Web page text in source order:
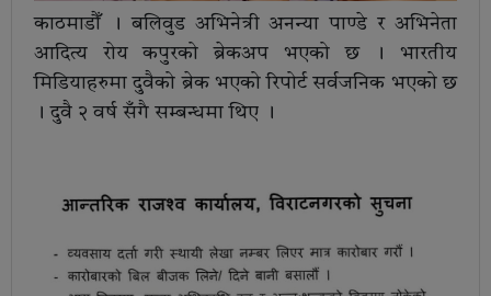
काठमाडौँ । बलिवुड अभिनेत्री अनन्या पाण्डे र अभिनेता
आदित्य रोय कपुरको ब्रेकअप भएको छ । भारतीय
मिडियाहरुमा दुवैको ब्रेक भएको रिपोर्ट सर्वजनिक भएको छ
। दुवै २ वर्ष सँगै सम्बन्धमा थिए ।